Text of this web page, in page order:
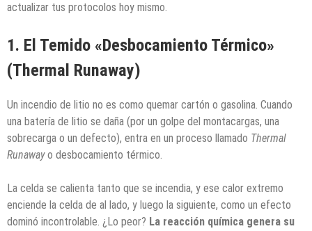
actualizar tus protocolos hoy mismo.
1. El Temido «Desbocamiento Térmico»
(Thermal Runaway)
Un incendio de litio no es como quemar cartón o gasolina. Cuando
una batería de litio se daña (por un golpe del montacargas, una
sobrecarga o un defecto), entra en un proceso llamado Thermal
Runawayo desbocamiento térmico.
La celda se calienta tanto que se incendia, y ese calor extremo
enciende la celda de al lado, y luego la siguiente, como un efecto
dominó incontrolable. ¿Lo peor? La reacción química genera su